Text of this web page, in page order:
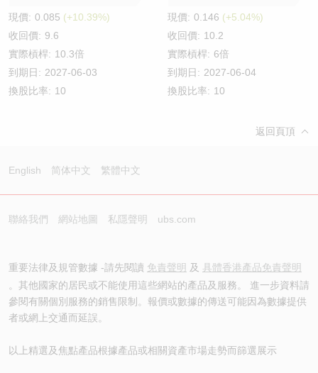
現價: 0.085 (+10.39%)
收回價: 9.6
實際槓桿: 10.3倍
到期日: 2027-06-03
換股比率: 10
現價: 0.146 (+5.04%)
收回價: 10.2
實際槓桿: 6倍
到期日: 2027-06-04
換股比率: 10
返回頁頂
English 简体中文 繁體中文
聯絡我們 網站地圖 私隱聲明 ubs.com
重要法律及規管數據 -請先閱讀 免責聲明 及 具體香港產品免責聲明
。其他國家的居民或不能使用這些網站的產品及服務。 進一步資料請
參閱有關個別服務的銷售限制。報價或數據的傳送可能因為數據提供
者或網上交通而延誤。
以上精選及焦點產品根據產品或相關資產市場走勢而篩選展示